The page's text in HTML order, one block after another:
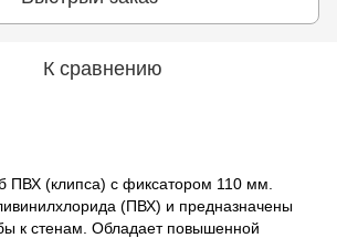
К сравнению
ПВХ (клипса) с фиксатором 110 мм.
(ПВХ) и предназначены
к стенам. Обладает повышенной